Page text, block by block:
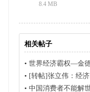
8.4 MB
相关帖子
• 世界经济霸权—金
• [转帖]张立伟：经
• 中国消费者不能解